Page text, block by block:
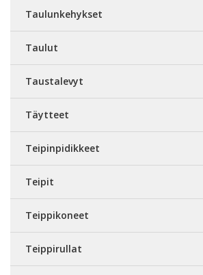
Taulunkehykset
Taulut
Taustalevyt
Täytteet
Teipinpidikkeet
Teipit
Teippikoneet
Teippirullat